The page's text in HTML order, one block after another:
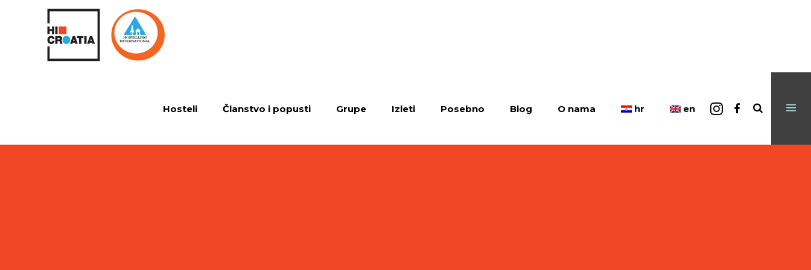
Hosteli Članstvo i popusti Grupe Izleti Posebno Blog O nama hr en